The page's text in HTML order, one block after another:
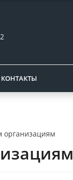
КОНТАКТЫ